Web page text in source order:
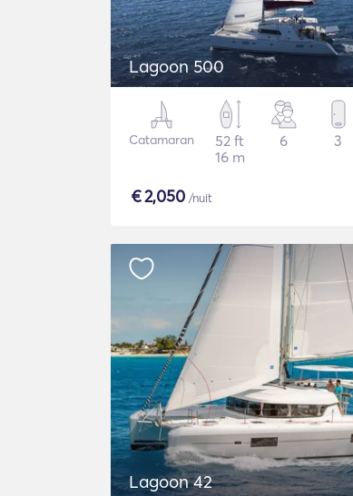
Lagoon 500
Catamaran
52 ft
16 m
6 3
€2,050 /nuit
Lagoon 42